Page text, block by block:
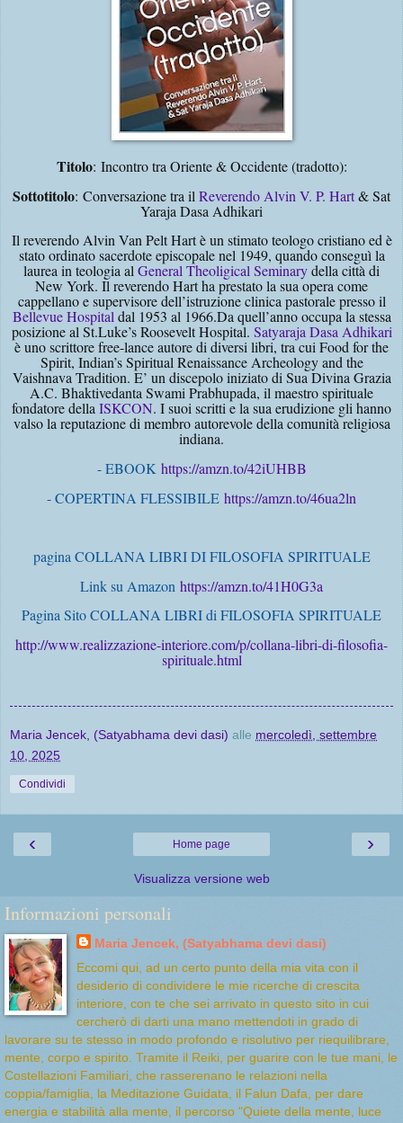
Titolo: Incontro tra Oriente & Occidente (tradotto):
Sottotitolo: Conversazione tra il Reverendo Alvin V. P. Hart& Sat
Yaraja Dasa Adhikari
Il reverendo Alvin Van Pelt Hart è un stimato teologo cristiano ed è
stato ordinato sacerdote episcopale nel 1949, quando conseguì la
laurea in teologia alGeneral Theoligical Seminarydella città di
New York. Il reverendo Hart ha prestato la sua opera come
cappellano e supervisore dell’istruzione clinica pastorale presso il
Bellevue Hospitaldal 1953 al 1966.Da quell’anno occupa la stessa
posizione al St.Luke’s Roosevelt Hospital. Satyaraja Dasa Adhikari
è uno scrittore free-lance autore di diversi libri, tra cui Food for the
Spirit, Indian’s Spiritual Renaissance Archeology and the
Vaishnava Tradition. E’ un discepolo iniziato di Sua Divina Grazia
A.C. Bhaktivedanta Swami Prabhupada, il maestro spirituale
fondatore dellaISKCON. I suoi scritti e la sua erudizione gli hanno
valso la reputazione di membro autorevole della comunità religiosa
indiana.
- EBOOK https://amzn.to/42iUHBB
- COPERTINA FLESSIBILE https://amzn.to/46ua2ln
pagina COLLANA LIBRI DI FILOSOFIA SPIRITUALE
Link su Amazon https://amzn.to/41H0G3a
Pagina Sito COLLANA LIBRI di FILOSOFIA SPIRITUALE
http://www.realizzazione-interiore.com/p/collana-libri-di-filosofia-
spirituale.html
Maria Jencek, (Satyabhama devi dasi) alle mercoledì, settembre
10, 2025
Condividi
‹ ›
Home page
Visualizza versione web
Informazioni personali
Maria Jencek, (Satyabhama devi dasi)
Eccomi qui, ad un certo punto della mia vita con il
desiderio di condividere le mie ricerche di crescita
interiore, con te che sei arrivato in questo sito in cui
cercherò di darti una mano mettendoti in grado di
lavorare su te stesso in modo profondo e risolutivo per riequilibrare,
mente, corpo e spirito. Tramite il Reiki, per guarire con le tue mani, le
Costellazioni Familiari, che rasserenano le relazioni nella
coppia/famiglia, la Meditazione Guidata, il Falun Dafa, per dare
energia e stabilità alla mente, il percorso "Quiete della mente, luce